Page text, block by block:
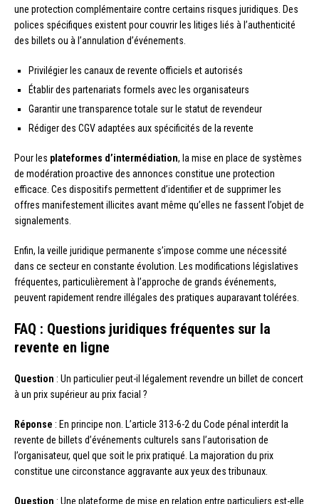
une protection complémentaire contre certains risques juridiques. Des
polices spécifiques existent pour couvrir les litiges liés à l’authenticité
des billets ou à l’annulation d’événements.
Privilégier les canaux de revente officiels et autorisés
Établir des partenariats formels avec les organisateurs
Garantir une transparence totale sur le statut de revendeur
Rédiger des CGV adaptées aux spécificités de la revente
Pour les plateformes d’intermédiation, la mise en place de systèmes
de modération proactive des annonces constitue une protection
efficace. Ces dispositifs permettent d’identifier et de supprimer les
offres manifestement illicites avant même qu’elles ne fassent l’objet de
signalements.
Enfin, la veille juridique permanente s’impose comme une nécessité
dans ce secteur en constante évolution. Les modifications législatives
fréquentes, particulièrement à l’approche de grands événements,
peuvent rapidement rendre illégales des pratiques auparavant tolérées.
FAQ : Questions juridiques fréquentes sur la
revente en ligne
Question : Un particulier peut-il légalement revendre un billet de concert
à un prix supérieur au prix facial ?
Réponse : En principe non. L’article 313-6-2 du Code pénal interdit la
revente de billets d’événements culturels sans l’autorisation de
l’organisateur, quel que soit le prix pratiqué. La majoration du prix
constitue une circonstance aggravante aux yeux des tribunaux.
Question : Une plateforme de mise en relation entre particuliers est-elle